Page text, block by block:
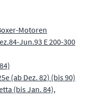
Motoren
Jun.93 E 200-300
(ab Dez. 82) (bis 90)
(bis Jan. 84),